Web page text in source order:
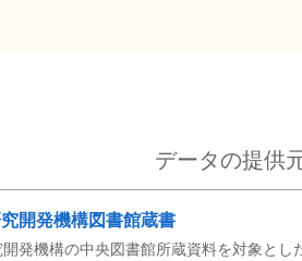
データの提供
開発機構図書館蔵書
発機構の中央図書館所蔵資料を対象とし